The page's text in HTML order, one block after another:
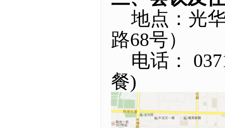
地点：光
路68号）
电话：
餐)